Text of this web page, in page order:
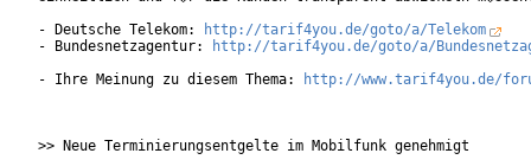
- Deutsche Telekom:
http://tarif4you.de/goto/a/Telekom
- Bundesnetzagentur:
http://tarif4you.de/goto/a/
- Ihre Meinung zu diesem Thema:
http://www.tarif4you.de/
>> Neue Terminierungsentgelte im Mobilfunk genehmigt